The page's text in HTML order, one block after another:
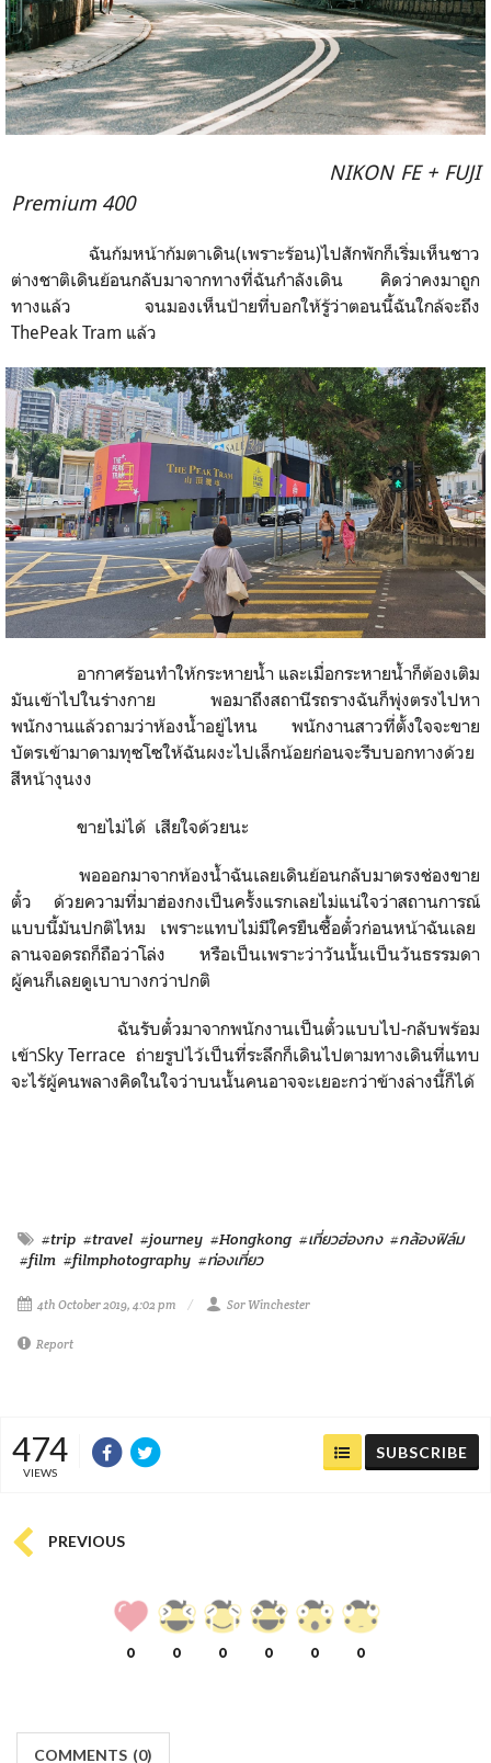
NIKON FE + FUJI
Premium 400
ฉันก้มหน้าก้มตาเดิน(เพราะร้อน)ไปสักพักก็เริ่มเห็นชาว
ต่างชาติเดินย้อนกลับมาจากทางที่ฉันกำลังเดิน คิดว่าคงมาถูก
ทางแล้ว จนมองเห็นป้ายที่บอกให้รู้ว่าตอนนี้ฉันใกล้จะถึง
ThePeak Tram แล้ว
อากาศร้อนทำให้กระหายน้ำ และเมื่อกระหายน้ำก็ต้องเติม
มันเข้าไปในร่างกาย พอมาถึงสถานีรถรางฉันก็พุ่งตรงไปหา
พนักงานแล้วถามว่าห้องน้ำอยู่ไหน พนักงานสาวที่ตั้งใจจะขาย
บัตรเข้ามาดามทุซโซให้ฉันผงะไปเล็กน้อยก่อนจะรีบบอกทางด้วย
สีหน้างุนงง
ขายไม่ได้ เสียใจด้วยนะ
พอออกมาจากห้องน้ำฉันเลยเดินย้อนกลับมาตรงช่องขาย
ตั๋ว ด้วยความที่มาฮ่องกงเป็นครั้งแรกเลยไม่แน่ใจว่าสถานการณ์
แบบนี้มันปกติไหม เพราะแทบไม่มีใครยืนซื้อตั๋วก่อนหน้าฉันเลย
ลานจอดรถก็ถือว่าโล่ง หรือเป็นเพราะว่าวันนั้นเป็นวันธรรมดา
ผู้คนก็เลยดูเบาบางกว่าปกติ
ฉันรับตั๋วมาจากพนักงานเป็นตั๋วแบบไป-กลับพร้อม
เข้าSky Terrace ถ่ายรูปไว้เป็นที่ระลึกก็เดินไปตามทางเดินที่แทบ
จะไร้ผู้คนพลางคิดในใจว่าบนนั้นคนอาจจะเยอะกว่าข้างล่างนี้ก็ได้
#trip #travel #journey #Hongkong #เที่ยวฮ่องกง #กล้องฟิล์ม
#film #filmphotography #ท่องเที่ยว
4th October 2019, 4:02 pm Sor Winchester
Report
474
VIEWS
SUBSCRIBE
PREVIOUS
0 0 0 0 0 0
COMMENTS (0)